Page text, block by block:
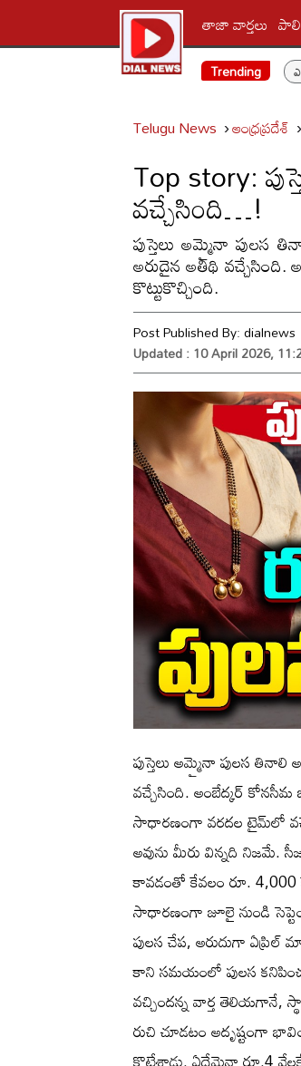
తాజా వార్తలు
Trending
Telugu News ఆంధ్రప్రదేశ్
Top story:
వచ్చేసింది…!
పుస్తెలు అమ్మైనా
అరుదైన అతిథి వచ్చేసింది.
కొట్టుకొచ్చింది.
Post Published By:dialnews
Updated : 10 April 2026,
పుస్తెలు అమ్మైనా పులస
వచ్చేసింది. అంబేద్కర్ కోనసీమ
సాధారణంగా వరదల టైమ్‌లో
అవును మీరు విన్నది నిజమే.
కావడంతో కేవలం రూ.
సాధారణంగా జూలై నుండి
పులస చేప, అరుదుగా
కాని సమయంలో పులస
వచ్చిందన్న వార్త తెలియగానే,
రుచి చూడటం అదృష్టంగా